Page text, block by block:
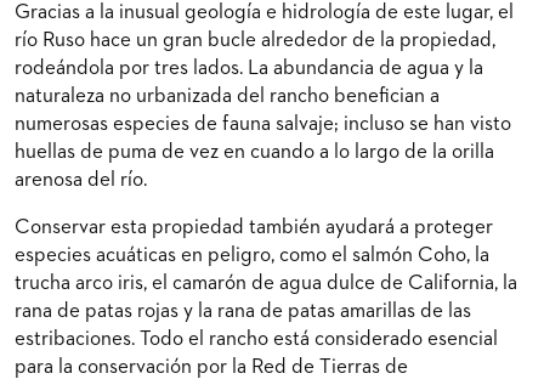
Gracias a la inusual geología e hidrología de este lugar, el
río Ruso hace un gran bucle alrededor de la propiedad,
rodeándola por tres lados. La abundancia de agua y la
naturaleza no urbanizada del rancho benefician a
numerosas especies de fauna salvaje; incluso se han visto
huellas de puma de vez en cuando a lo largo de la orilla
arenosa del río.
Conservar esta propiedad también ayudará a proteger
especies acuáticas en peligro, como el salmón Coho, la
trucha arco iris, el camarón de agua dulce de California, la
rana de patas rojas y la rana de patas amarillas de las
estribaciones. Todo el rancho está considerado esencial
para la conservación por la Red de Tierras de